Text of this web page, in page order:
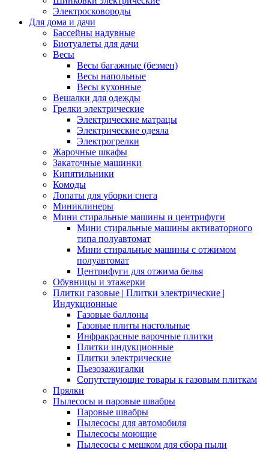
Электросковороды
Для дома и дачи
Бассейны надувные
Биотуалеты для дачи
Весы
Весы багажные (безмен)
Весы напольные
Весы кухонные
Вешалки для одежды
Грелки электрические
Электрические матрацы
Электрические одеяла
Электрогрелки
Жарочные шкафы
Закаточные машинки
Кипятильники
Комоды
Лопаты для уборки снега
Миниклинеры
Мини стиральные машины и центрифуги
Мини стиральные машины активаторного
типа полуавтомат
Мини стиральные машины с отжимом
полуавтомат
Центрифуги для отжима белья
Обувницы и этажерки
Плитки газовые | Плитки электрические |
Индукционные
Газовые баллоны
Газовые плиты настольные
Инфракрасные варочные плитки
Плитки индукционные
Плитки электрические
Пьезозажигалки
Сопутствующие товары к газовым плиткам
Прялки
Пылесосы и паровые швабры
Паровые швабры
Пылесосы для автомобиля
Пылесосы моющие
Пылесосы с мешком для сбора пыли